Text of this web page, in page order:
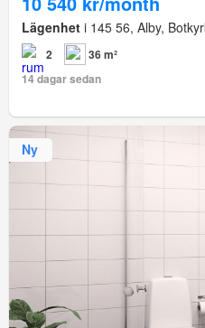
Lägenhet i 145 56, Alby,
2
36 m²
14 dagar sedan
Ny